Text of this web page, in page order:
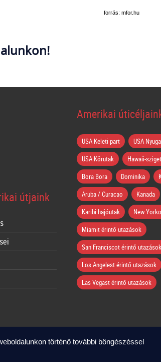
forrás: mfor.hu
útjaink
Amerikai
USA Keleti part
USA
USA Körutak
Hawaii-
Bora Bora
Dominika
Aruba / Curacao
Kanada
Karibi hajóutak
New
Miamit érintő utazások
San Franciscot érintő utazások
Los Angelest érintő utazások
Las Vegast érintő utazások
történő további böngészéssel